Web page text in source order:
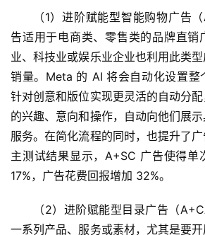
（1）进阶赋能型智能购物广告
告适用于电商类、零售类的品牌直销
业、科技业或娱乐业企业也利用此类
销量。Meta 的 AI 将会自动化设置整
针对创意和版位实现更灵活的自动分
的兴趣、意向和操作，自动向他们展
服务。在简化流程的同时，也提升了
主测试结果显示，A+SC 广告使得单
17%，广告花费回报增加 32%。
（2）进阶赋能型目录广告（
一系列产品、服务或素材，尤其是要